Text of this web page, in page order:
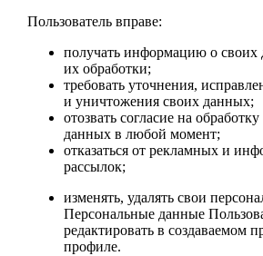
Пользователь вправе:
получать информацию о своих
их обработки;
требовать уточнения,
и уничтожения своих данных;
отозвать согласие на
данных в любой момент;
отказаться от рекламных и
рассылок;
изменять, удалять свои
Персональные данные
редактировать в создаваемом
профиле.